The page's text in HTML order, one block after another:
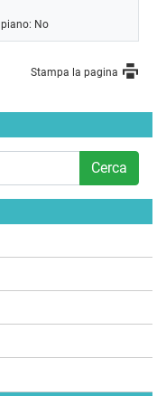
Cerca
No
Stampa la pagina